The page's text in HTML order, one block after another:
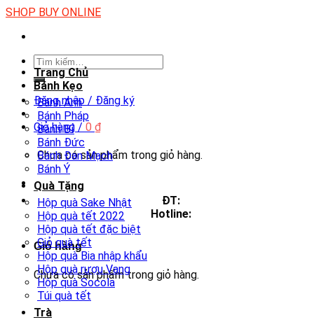
Skip
content
SHOP BUY ONLINE
Tìm
kiếm:
Đăng nhập / Đăng ký
Giỏ hàng / 0 ₫
Chưa có sản phẩm trong giỏ hàng.
ĐT:
Hotline:
Giỏ hàng
Chưa có sản phẩm trong giỏ hàng.
Trang Chủ
Bánh Kẹo
Bánh Anh
Bánh Pháp
Bánh Bỉ
Bánh Đức
Bánh Đan Mạch
Bánh Ý
Quà Tặng
Hộp quà Sake Nhật
Hộp quà tết 2022
Hộp quà tết đặc biệt
Giỏ quà tết
Hộp quà Bia nhập khẩu
Hộp quà rượu Vang
Hộp quà Socola
Túi quà tết
Trà